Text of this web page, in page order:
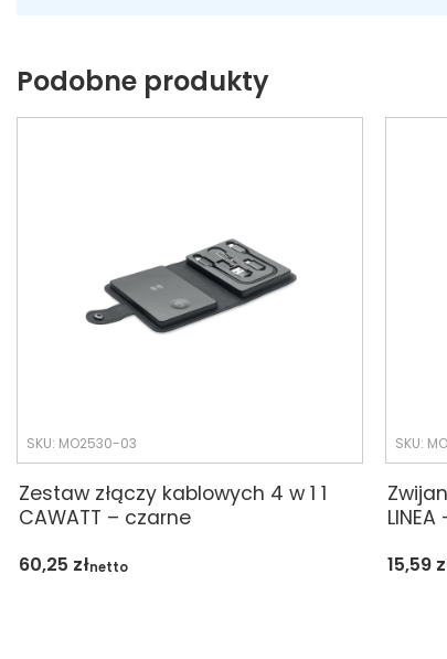
Podobne produkty
SKU: MO2530-03
Zestaw złączy kablowych 4 w 1 1
CAWATT – czarne
60,25 złnetto
SKU:
LINEA
15,59